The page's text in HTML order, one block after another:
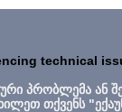
technical
პრობლემა ან
თქვენს